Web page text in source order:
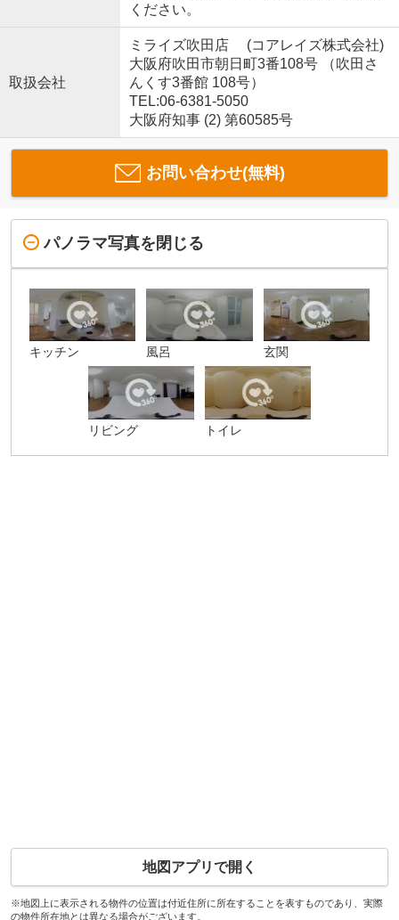
ください。
取扱会社
ミライズ吹田店 (コアレイズ株式会社)
大阪府吹田市朝日町3番108号 （吹田さ
んくす3番館 108号）
TEL:06-6381-5050
大阪府知事 (2) 第60585号
お問い合わせ(無料)
パノラマ写真を閉じる
キッチン 風呂 玄関
リビング トイレ
地図アプリで開く
※地図上に表示される物件の位置は付近住所に所在することを表すものであり、実際
の物件所在地とは異なる場合がございます。